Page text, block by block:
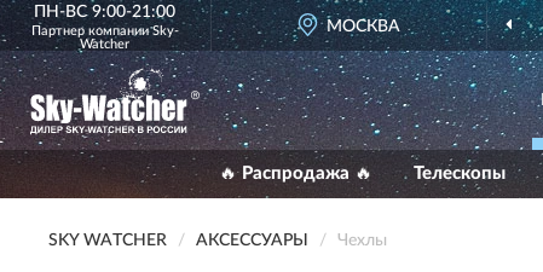
ПН-ВС 9:00-21:00
Партнер компанииSky-
Watcher
МОСКВА
ДИЛЕР SKY WATCHERВ РОССИИ
🔥 Распродажа 🔥 Телескопы
SKY WATCHER АКСЕССУАРЫ Чехлы